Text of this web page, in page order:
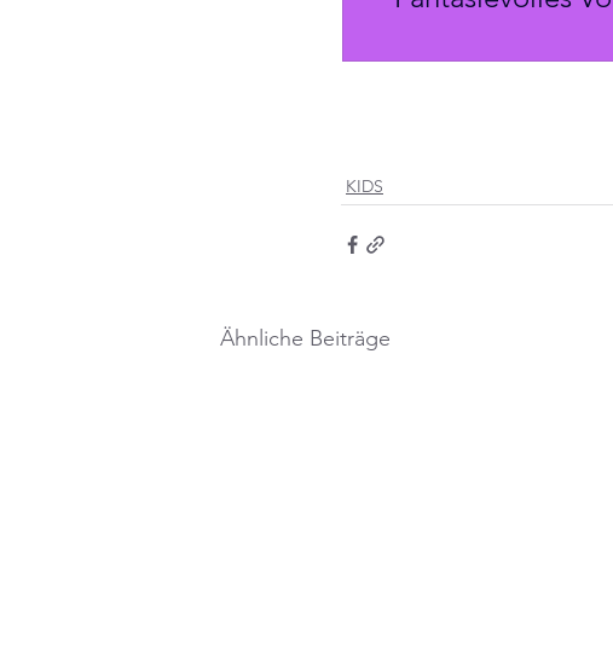
KIDS
Ähnliche Beiträge